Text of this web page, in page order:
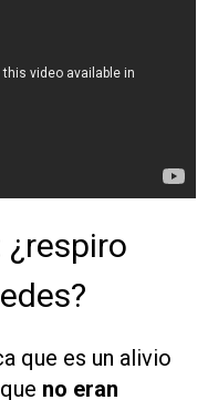
¿respiro
que es un alivio
no eran